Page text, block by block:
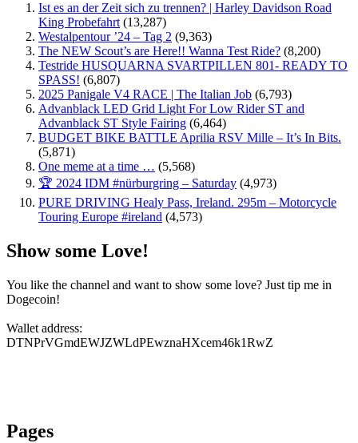
Ist es an der Zeit sich zu trennen? | Harley Davidson Road
King Probefahrt (13,287)
Westalpentour ’24 – Tag 2 (9,363)
The NEW Scout’s are Here!! Wanna Test Ride? (8,200)
Testride HUSQUARNA SVARTPILLEN 801- READY TO
SPASS! (6,807)
2025 Panigale V4 RACE | The Italian Job (6,793)
Advanblack LED Grid Light For Low Rider ST and
Advanblack ST Style Fairing (6,464)
BUDGET BIKE BATTLE Aprilia RSV Mille – It’s In Bits.
(5,871)
One meme at a time … (5,568)
🏆 2024 IDM #nürburgring – Saturday (4,973)
PURE DRIVING Healy Pass, Ireland. 295m – Motorcycle
Touring Europe #ireland (4,573)
Show some Love!
You like the channel and want to show some love? Just tip me in
Dogecoin!
Wallet address:
DTNPrVGmdEWJZWLdPEwznaHXcem46k1RwZ
Pages